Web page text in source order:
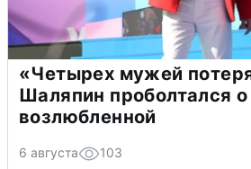
«Четырех мужей
Шаляпин проболтался о
возлюбленной
6 августа 103